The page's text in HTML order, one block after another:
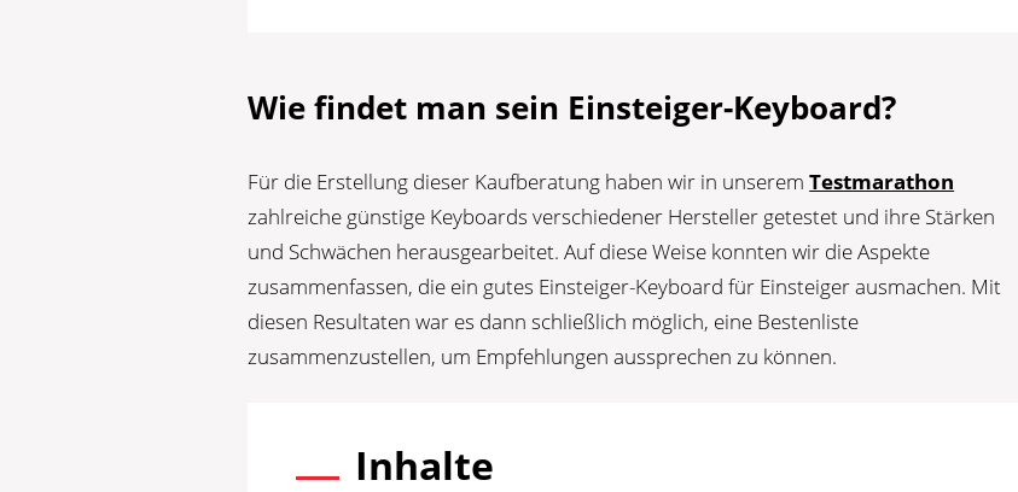
Wie findet man sein Einsteiger-Keyboard?
Für die Erstellung dieser Kaufberatung haben wir in unseremTestmarathon
zahlreiche günstige Keyboards verschiedener Hersteller getestet und ihre Stärken
und Schwächen herausgearbeitet. Auf diese Weise konnten wir die Aspekte
zusammenfassen, die ein gutes Einsteiger-Keyboard für Einsteiger ausmachen. Mit
diesen Resultaten war es dann schließlich möglich, eine Bestenliste
zusammenzustellen, um Empfehlungen aussprechen zu können.
Inhalte